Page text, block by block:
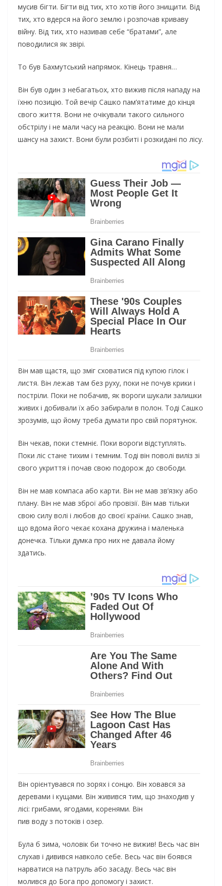
мусив бігти. Бігти від тих, хто хотів його знищити. Від
тих, хто вдерся на його землю і розпочав криваву
війну. Від тих, хто називав себе “братами”, але
поводилися як звірі.
То був Бахмутський напрямок. Кінець травня…
Він був один з небагатьох, хто вижив після нападу на
їхню позицію. Той вечір Сашко пам’ятатиме до кінця
свого життя. Вони не очікували такого сильного
обстрілу і не мали часу на реакцію. Вони не мали
шансу на захист. Вони були розбиті і розкидані по лісу.
Він мав щастя, що зміг сховатися під купою гілок і
листя. Він лежав там без руху, поки не почув крики і
постріли. Поки не побачив, як вороги шукали залишки
живих і добивали їх або забирали в полон. Тоді Сашко
зрозумів, що йому треба думати про свій порятунок.
Він чекав, поки стемніє. Поки вороги відступлять.
Поки ліс стане тихим і темним. Тоді він поволі виліз зі
свого укриття і почав свою подорож до свободи.
Він не мав компаса або карти. Він не мав зв’язку або
плану. Він не мав зброї або провізії. Він мав тільки
свою силу волі і любов до своєї країни. Сашко знав,
що вдома його чекає кохана дружина і маленька
донечка. Тільки думка про них не давала йому
здатись.
Він орієнтувався по зорях і сонцю. Він ховався за
деревами і кущами. Він живився тим, що знаходив у
лісі: грибами, ягодами, коренями. Він
пив воду з потоків і озер.
Була б зима, чоловік би точно не вижив! Весь час він
слухав і дивився навколо себе. Весь час він боявся
нарватися на патруль або засаду. Весь час він
молився до Бога про допомогу і захист.